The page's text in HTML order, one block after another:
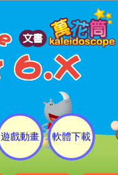
遊戲動畫 軟體下載